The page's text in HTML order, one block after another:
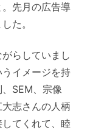
先月の広告導
た。
らしていまし
イメージを持
SEM、宗像
志さんの人柄
てくれて、睦